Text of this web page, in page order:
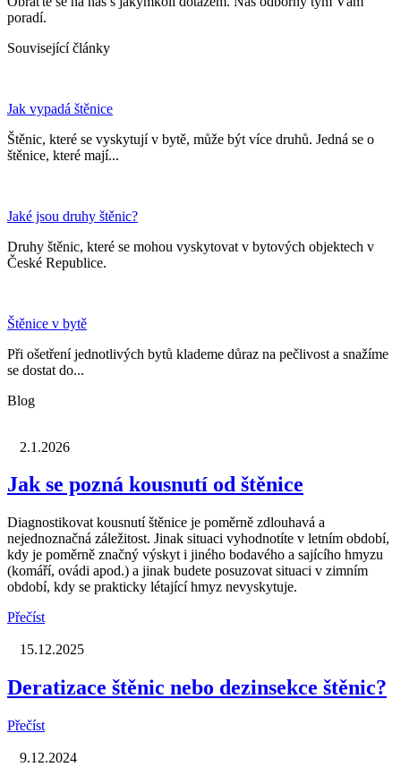
poradí.
Související články
Jak vypadá štěnice
Štěnic, které se vyskytují v bytě, může být více druhů. Jedná se o
štěnice, které mají...
Jaké jsou druhy štěnic?
Druhy štěnic, které se mohou vyskytovat v bytových objektech v
České Republice.
Štěnice v bytě
Při ošetření jednotlivých bytů klademe důraz na pečlivost a snažíme
se dostat do...
Blog
2.1.2026
Jak se pozná kousnutí od štěnice
Diagnostikovat kousnutí štěnice je poměrně zdlouhavá a
nejednoznačná záležitost. Jinak situaci vyhodnotíte v letním období,
kdy je poměrně značný výskyt i jiného bodavého a sajícího hmyzu
(komáří, ovádi apod.) a jinak budete posuzovat situaci v zimním
období, kdy se prakticky létající hmyz nevyskytuje.
Přečíst
15.12.2025
Deratizace štěnic nebo dezinsekce štěnic?
Přečíst
9.12.2024